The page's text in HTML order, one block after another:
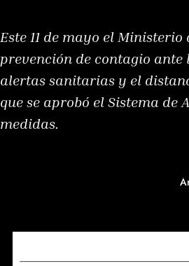
Este 11 de mayo el
prevención de contagio ante
alertas sanitarias y el
que se aprobó el Sistema
medidas.